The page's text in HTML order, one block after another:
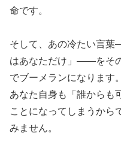
命です。
そして、あの冷たい言
はあなただけ」――をそ
でブーメランになります
あなた自身も「誰からも
ことになってしまうから
みません。